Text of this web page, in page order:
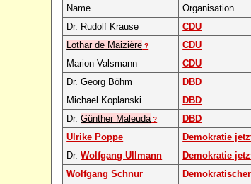
Name Organisation
Dr. Rudolf Krause
CDU
Lothar de Maizière ? CDU
Marion Valsmann
CDU
Dr. Georg Böhm
DBD
Michael Koplanski
DBD
Dr.Günther Maleuda ?
DBD
Ulrike Poppe
Demokratie
Dr.Wolfgang Ullmann
Demokratie
Wolfgang Schnur